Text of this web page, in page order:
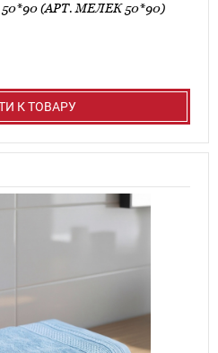
(АРТ. МЕЛЕК 50*90)
К ТОВАРУ